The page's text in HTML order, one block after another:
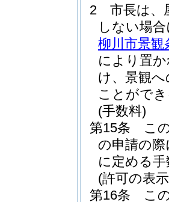
2
市長は、
しない場
柳川市景観
により置
け、景観
ことがで
(手数料)
第15条
こ
の申請の際
に定める
(許可の表
第16条
こ